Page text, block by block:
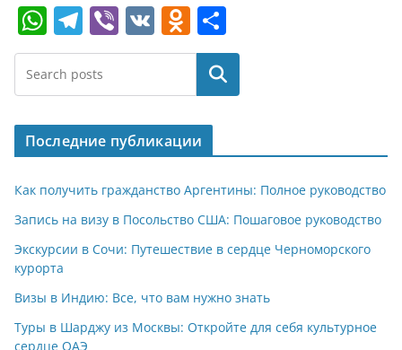
W
h
at
s
A
p
p
T
el
e
gr
a
m
Vi
b
V
K
O
d
o
kl
a
ss
ni
ki
т
п
р
в
и
т
ь
Поиск
Последние публикации
Как получить гражданство Аргентины: Полное руководство
Запись на визу в Посольство США: Пошаговое руководство
Экскурсии в Сочи: Путешествие в сердце Черноморского
курорта
Визы в Индию: Все, что вам нужно знать
Туры в Шарджу из Москвы: Откройте для себя культурное
сердце ОАЭ